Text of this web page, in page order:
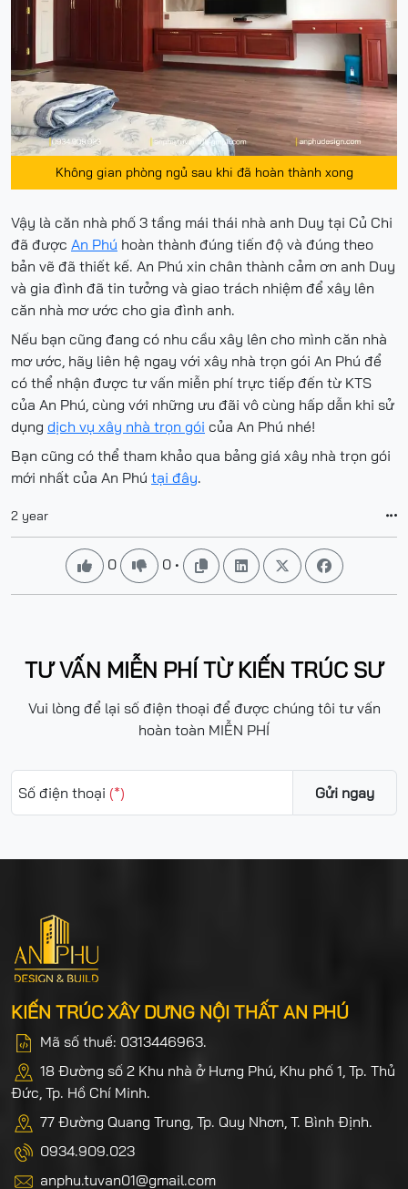
Không gian phòng ngủ sau khi đã hoàn thành xong
Vậy là căn nhà phố 3 tầng mái thái nhà anh Duy tại Củ Chi
đã được An Phú hoàn thành đúng tiến độ và đúng theo
bản vẽ đã thiết kế. An Phú xin chân thành cảm ơn anh Duy
và gia đình đã tin tưởng và giao trách nhiệm để xây lên
căn nhà mơ ước cho gia đình anh.
Nếu bạn cũng đang có nhu cầu xây lên cho mình căn nhà
mơ ước, hãy liên hệ ngay với xây nhà trọn gói An Phú để
có thể nhận được tư vấn miễn phí trực tiếp đến từ KTS
của An Phú, cùng với những ưu đãi vô cùng hấp dẫn khi sử
dụng dịch vụ xây nhà trọn gói của An Phú nhé!
Bạn cũng có thể tham khảo qua bảng giá xây nhà trọn gói
mới nhất của An Phú tại đây.
2 year 
 0  0•    
TƯ VẤN MIỄN PHÍ TỪ KIẾN TRÚC SƯ
Vui lòng để lại số điện thoại để được chúng tôi tư vấn
hoàn toàn MIỄN PHÍ
Số điện thoại (*) Gửi ngay
KIẾN TRÚC XÂY DƯNG NỘI THẤT AN PHÚ
Mã số thuế: 0313446963.
18 Đường số 2 Khu nhà ở Hưng Phú, Khu phố 1, Tp. Thủ
Đức, Tp. Hồ Chí Minh.
77 Đường Quang Trung, Tp. Quy Nhơn, T. Bình Định.
0934.909.023
anphu.tuvan01@gmail.com